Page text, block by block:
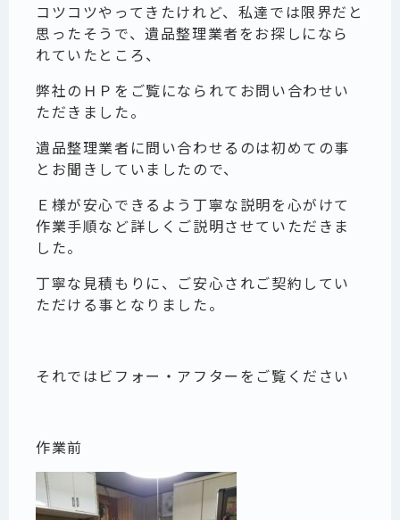
コツコツやってきたけれど、私達では限界だと
思ったそうで、遺品整理業者をお探しになら
れていたところ、
弊社のＨＰをご覧になられてお問い合わせい
ただきました。
遺品整理業者に問い合わせるのは初めての事
とお聞きしていましたので、
Ｅ様が安心できるよう丁寧な説明を心がけて
作業手順など詳しくご説明させていただきま
した。
丁寧な見積もりに、ご安心されご契約してい
ただける事となりました。
それではビフォー・アフターをご覧ください
作業前